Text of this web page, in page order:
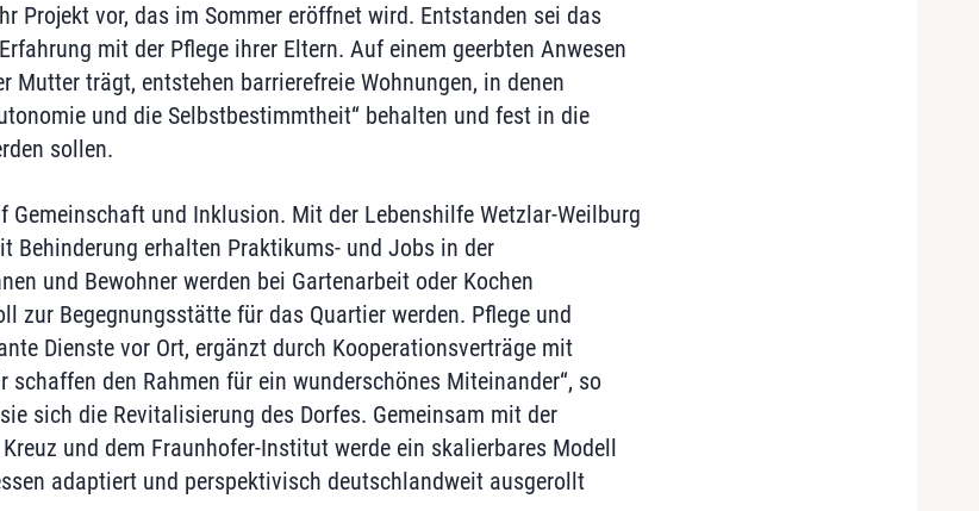
Projekt vor, das im Sommer eröffnet wird. Entstanden sei das
mit der Pflege ihrer Eltern. Auf einem geerbten Anwesen
Mutter trägt, entstehen barrierefreie Wohnungen, in denen
und die Selbstbestimmtheit“ behalten und fest in die
sollen.
Gemeinschaft und Inklusion. Mit der Lebenshilfe Wetzlar-Weilburg
Behinderung erhalten Praktikums- und Jobs in der
und Bewohner werden bei Gartenarbeit oder Kochen
zur Begegnungsstätte für das Quartier werden. Pflege und
Dienste vor Ort, ergänzt durch Kooperationsverträge mit
schaffen den Rahmen für ein wunderschönes Miteinander“, so
sich die Revitalisierung des Dorfes. Gemeinsam mit der
und dem Fraunhofer-Institut werde ein skalierbares Modell
adaptiert und perspektivisch deutschlandweit ausgerollt